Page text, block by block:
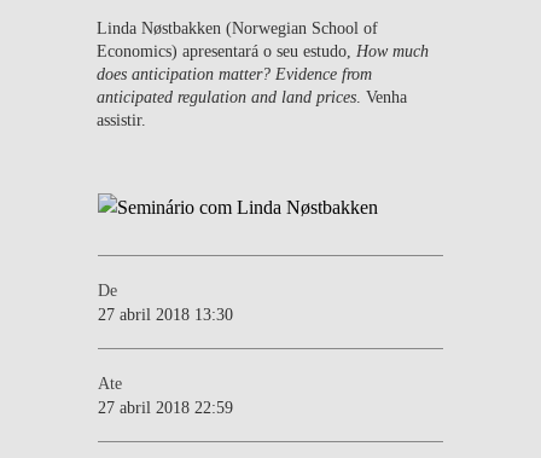
WHAT'S HAPPENING
Linda Nøstbakken (Norwegian School of
Economics) apresentará o seu estudo, How much
does anticipation matter? Evidence from
anticipated regulation and land prices . Venha
assistir.
De
27 abril 2018 13:30
Ate
27 abril 2018 22:59